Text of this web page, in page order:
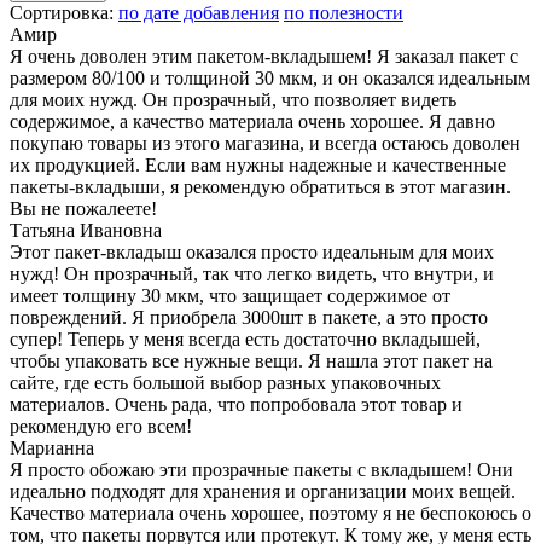
Сортировка: по дате добавления по полезности
Амир
Я очень доволен этим пакетом-вкладышем! Я заказал пакет с
размером 80/100 и толщиной 30 мкм, и он оказался идеальным
для моих нужд. Он прозрачный, что позволяет видеть
содержимое, а качество материала очень хорошее. Я давно
покупаю товары из этого магазина, и всегда остаюсь доволен
их продукцией. Если вам нужны надежные и качественные
пакеты-вкладыши, я рекомендую обратиться в этот магазин.
Вы не пожалеете!
Татьяна Ивановна
Этот пакет-вкладыш оказался просто идеальным для моих
нужд! Он прозрачный, так что легко видеть, что внутри, и
имеет толщину 30 мкм, что защищает содержимое от
повреждений. Я приобрела 3000шт в пакете, а это просто
супер! Теперь у меня всегда есть достаточно вкладышей,
чтобы упаковать все нужные вещи. Я нашла этот пакет на
сайте, где есть большой выбор разных упаковочных
материалов. Очень рада, что попробовала этот товар и
рекомендую его всем!
Марианна
Я просто обожаю эти прозрачные пакеты с вкладышем! Они
идеально подходят для хранения и организации моих вещей.
Качество материала очень хорошее, поэтому я не беспокоюсь о
том, что пакеты порвутся или протекут. К тому же, у меня есть